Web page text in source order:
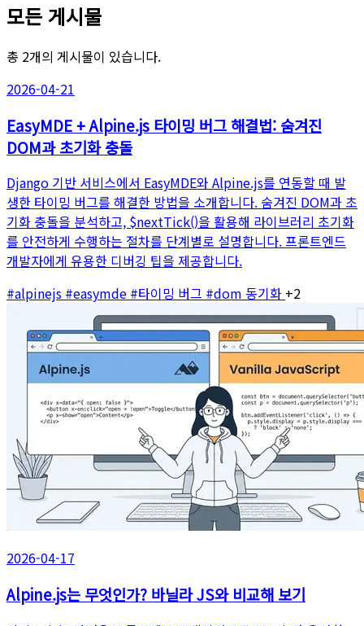
모든 게시물
총 2개의 게시물이 있습니다.
2026-04-21
EasyMDE + Alpine.js 타이밍 버그 해결법: 숨겨진
DOM과 초기화 충돌
Django 기반 서비스에서 EasyMDE와 Alpine.js를 연동할 때 발
생한 타이밍 버그를 해결한 방법을 소개합니다. 숨겨진 DOM과 초
기화 충돌을 분석하고, $nextTick()을 활용해 라이브러리 초기화
를 안전하게 수행하는 절차를 단계별로 설명합니다. 프론트엔드
개발자에게 유용한 디버깅 팁을 제공합니다.
#alpinejs #easymde #타이밍 버그 #dom 동기화 +2
2026-04-17
Alpine.js는 무엇인가? 바닐라 JS와 비교해 보기